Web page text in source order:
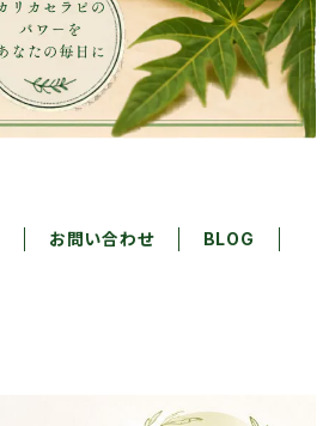
お問い合わせ
BLOG